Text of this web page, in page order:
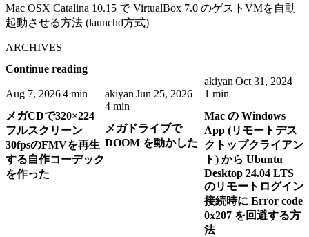
Mac OSX Catalina 10.15 で VirtualBox 7.0 のゲストVMを自動
起動させる方法 (launchd方式)
ARCHIVES
Continue reading
Aug 7, 20264 min
メガCDで320×224
フルスクリーン
30fpsのFMVを再生
する自作コーデック
を作った
akiyan Jun 25, 2026
4 min
メガドライブで
DOOM を動かした
akiyan Oct 31, 2024
1 min
Mac の Windows
App (リモートデス
クトップクライアン
ト) から Ubuntu
Desktop 24.04 LTS
のリモートログイン
接続時に Error code
0x207 を回避する方
法